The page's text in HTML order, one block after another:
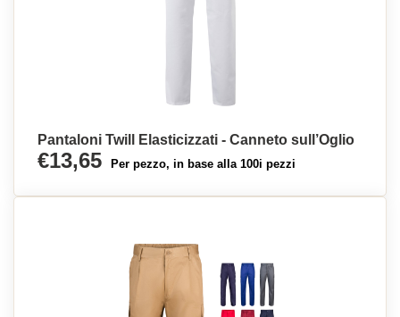
Pantaloni Twill Elasticizzati - Canneto sull’Oglio
€13,65 Per pezzo, in base alla 100i pezzi